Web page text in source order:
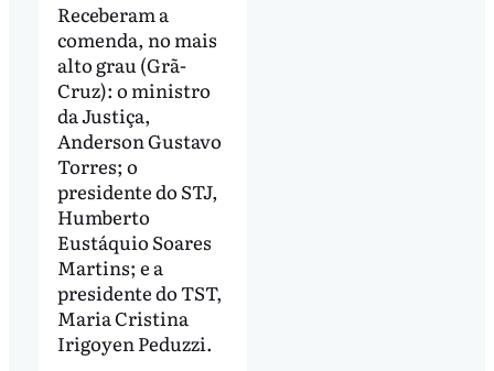
Receberam a
comenda, no mais
alto grau (Grã-
Cruz): o ministro
da Justiça,
Anderson Gustavo
Torres; o
presidente do STJ,
Humberto
Eustáquio Soares
Martins; e a
presidente do TST,
Maria Cristina
Irigoyen Peduzzi.